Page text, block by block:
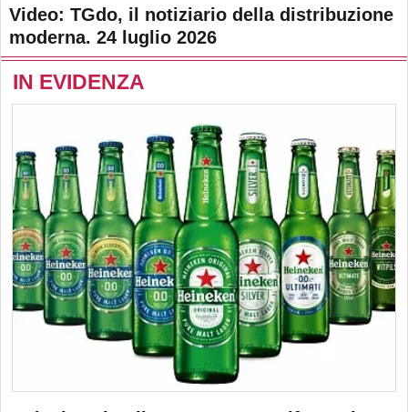
Video: TGdo, il notiziario della distribuzione
moderna. 24 luglio 2026
IN EVIDENZA